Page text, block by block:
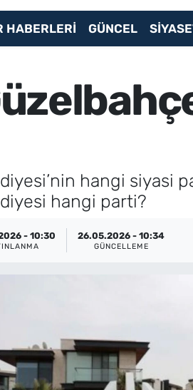
HABERLERİ GÜNCEL
hangi siyasi
hangi parti?
- 10:30 26.05.2026 - 10:34
GÜNCELLEME